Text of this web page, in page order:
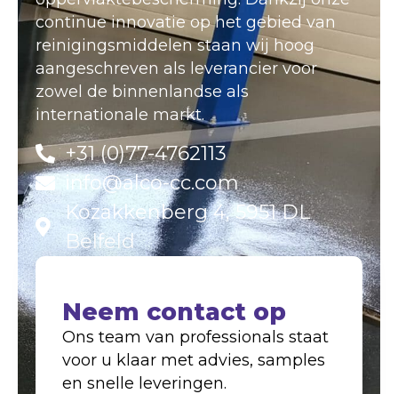
continue innovatie op het gebied van
reinigingsmiddelen staan wij hoog
aangeschreven als leverancier voor
zowel de binnenlandse als
internationale markt.
+31 (0)77-4762113
info@alco-cc.com
Kozakkenberg 4, 5951 DL
Belfeld
Neem contact op
Ons team van professionals staat
voor u klaar met advies, samples
en snelle leveringen.